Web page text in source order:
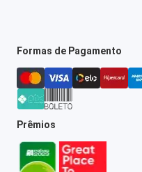
Formas de Pagamento
Prêmios